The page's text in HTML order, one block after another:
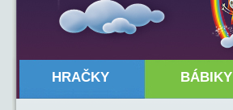
HRAČKY BÁBIKY